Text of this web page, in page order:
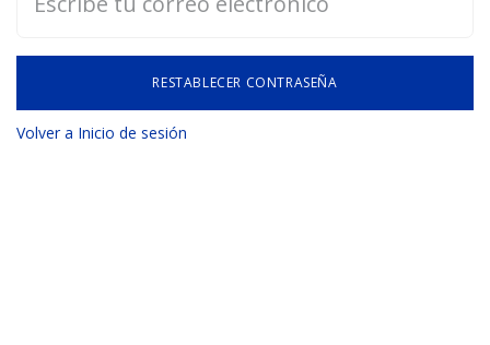
RESTABLECER CONTRASEÑA
Volver a Inicio de sesión